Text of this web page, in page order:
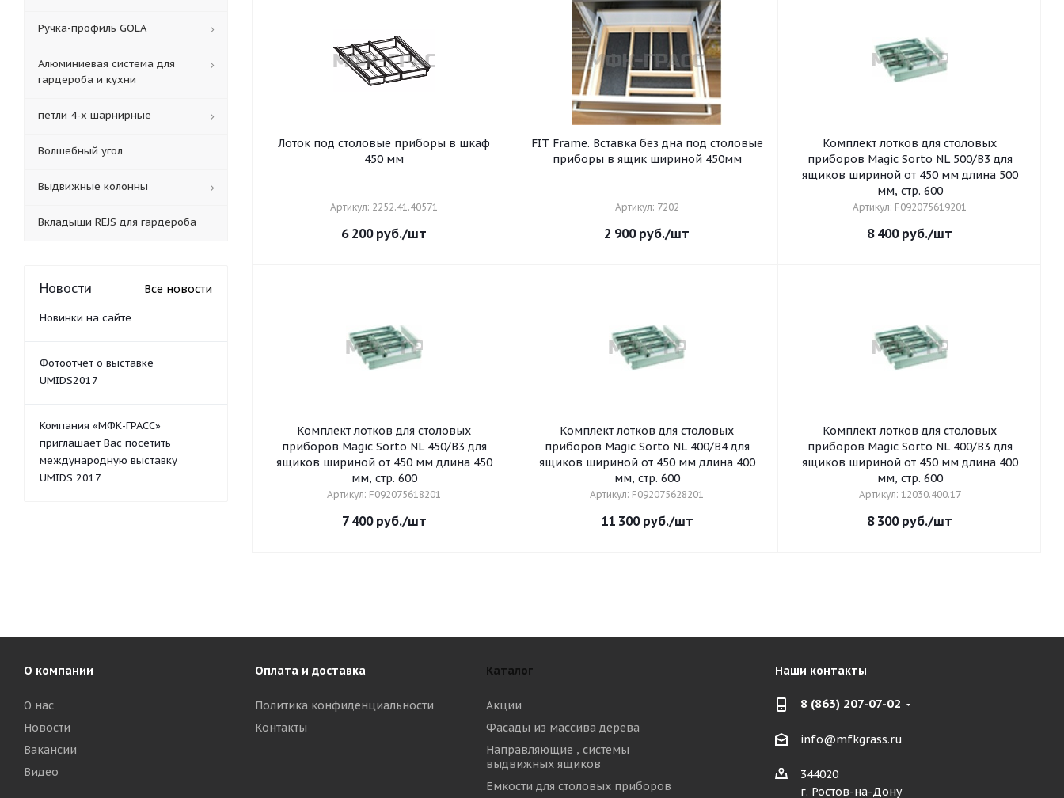
Лоток под столовые приборы в шкаф
450 мм
Артикул: 2252.41.40571
6 200руб./шт
FIT Frame. Вставка без дна под столовые
приборы в ящик шириной 450мм
Артикул: 7202
2 900руб./шт
Комплект лотков для столовых
приборов Magic Sorto NL 500/B3 для
ящиков шириной от 450 мм длина 500
мм, стр. 600
Артикул: F092075619201
8 400руб./шт
Комплект лотков для столовых
приборов Magic Sorto NL 450/B3 для
ящиков шириной от 450 мм длина 450
мм, стр. 600
Артикул: F092075618201
7 400руб./шт
Комплект лотков для столовых
приборов Magic Sorto NL 400/B4 для
ящиков шириной от 450 мм длина 400
мм, стр. 600
Артикул: F092075628201
11 300руб./шт
Комплект лотков для столовых
приборов Magic Sorto NL 400/B3 для
ящиков шириной от 450 мм длина 400
мм, стр. 600
Артикул: 12030.400.17
8 300руб./шт
Ручка-профиль GOLA
Алюминиевая система для
гардероба и кухни
петли 4-х шарнирные
Волшебный угол
Выдвижные колонны
Вкладыши REJS для гардероба
Новости Все новости
Новинки на сайте
Фотоотчет о выставке
UMIDS2017
Компания «МФК-ГРАСС»
приглашает Вас посетить
международную выставку
UMIDS 2017
О компании
О нас
Новости
Вакансии
Видео
Оплата и доставка
Политика конфиденциальности
Контакты
Каталог
Акции
Фасады из массива дерева
Направляющие , системы
выдвижных ящиков
Емкости для столовых приборов
Наши контакты
8 (863) 207-07-02
info@mfkgrass.ru
344020
г. Ростов-на-Дону